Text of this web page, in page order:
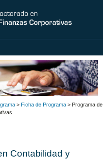
> Ficha de Programa > Programa de
Contabilidad y